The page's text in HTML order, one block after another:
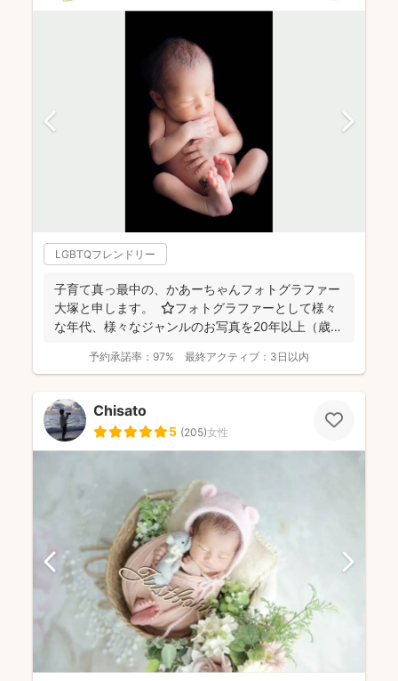
LGBTQフレンドリー
子育て真っ最中の、かあーちゃんフォトグラファー
大塚と申します。 ⭐︎フォトグラファーとして様々
な年代、様々なジャンルのお写真を20年以上（歳バ
予約承諾率： 97% 最終アクティブ： 3日以内
Chisato
5 (205)女性